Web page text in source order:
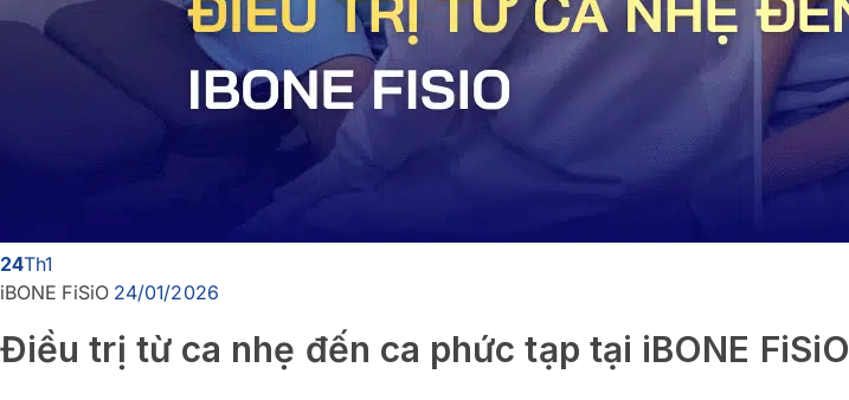
24Th1
iBONE FiSiO 24/01/2026
Điều trị từ ca nhẹ đến ca phức tạp tại iBONE FiSiO